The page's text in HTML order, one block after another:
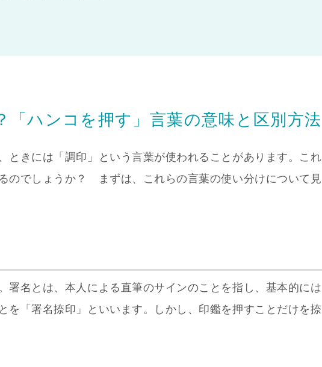
「ハンコを押す」言葉の意味と区別方法
ときには「調印」という言葉が使われることがあります。これ
のでしょうか？ まずは、これらの言葉の使い分けについて見
署名とは、本人による直筆のサインのことを指し、基本的には
を「署名捺印」といいます。しかし、印鑑を押すことだけを捺